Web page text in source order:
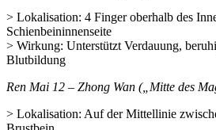
> Lokalisation: 4 Finger oberhalb des
Schienbeininnenseite
> Wirkung: Unterstützt Verdauung,
Blutbildung
Ren Mai 12 – Zhong Wan („Mitte des
> Lokalisation: Auf der Mittellinie